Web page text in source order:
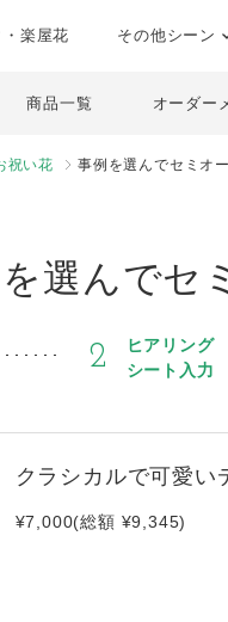
楽屋花 その他シーン
商品一覧 オーダー
祝い花 事例を選んでセミオ
選んでセ
2
ヒアリング
シート入力
クラシカルで可愛い
¥7,000(総額 ¥9,345)